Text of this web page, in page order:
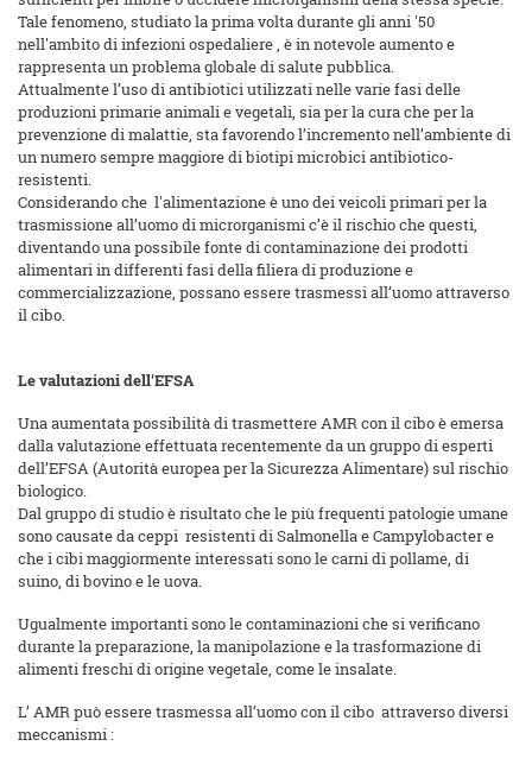
Tale fenomeno, studiato la prima volta durante gli anni '50
nell'ambito di infezioni ospedaliere , è in notevole aumento e
rappresenta un problema globale di salute pubblica.
Attualmente l’uso di antibiotici utilizzati nelle varie fasi delle
produzioni primarie animali e vegetali, sia per la cura che per la
prevenzione di malattie, sta favorendo l’incremento nell’ambiente di
un numero sempre maggiore di biotipi microbici antibiotico-
resistenti.
Considerando che l'alimentazione è uno dei veicoli primari per la
trasmissione all’uomo di microrganismi c’è il rischio che questi,
diventando una possibile fonte di contaminazione dei prodotti
alimentari in differenti fasi della filiera di produzione e
commercializzazione, possano essere trasmessi all’uomo attraverso
il cibo.
Le valutazioni dell'EFSA
Una aumentata possibilità di trasmettere AMR con il cibo è emersa
dalla valutazione effettuata recentemente da un gruppo di esperti
dell’EFSA (Autorità europea per la Sicurezza Alimentare) sul rischio
biologico.
Dal gruppo di studio è risultato che le più frequenti patologie umane
sono causate da ceppi resistenti di Salmonella e Campylobacter e
che i cibi maggiormente interessati sono le carni di pollame, di
suino, di bovino e le uova.
Ugualmente importanti sono le contaminazioni che si verificano
durante la preparazione, la manipolazione e la trasformazione di
alimenti freschi di origine vegetale, come le insalate.
L’ AMR può essere trasmessa all’uomo con il cibo attraverso diversi
meccanismi :